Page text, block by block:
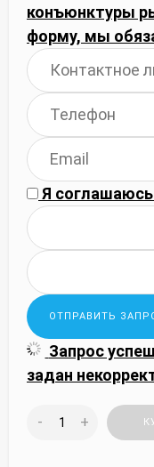
конъюнктуры
форму, мы
Я
Запрос
задан
- +